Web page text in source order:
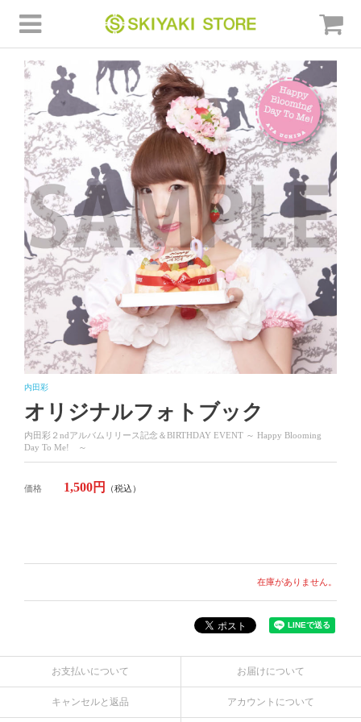
内田彩
オリジナルフォトブック
内田彩２ndアルバムリリース記念＆BIRTHDAY EVENT ～ Happy Blooming
Day To Me! ～
価格 1,500円 （税込）
在庫がありません。
お支払いについて お届けについて
キャンセルと返品 アカウントについて